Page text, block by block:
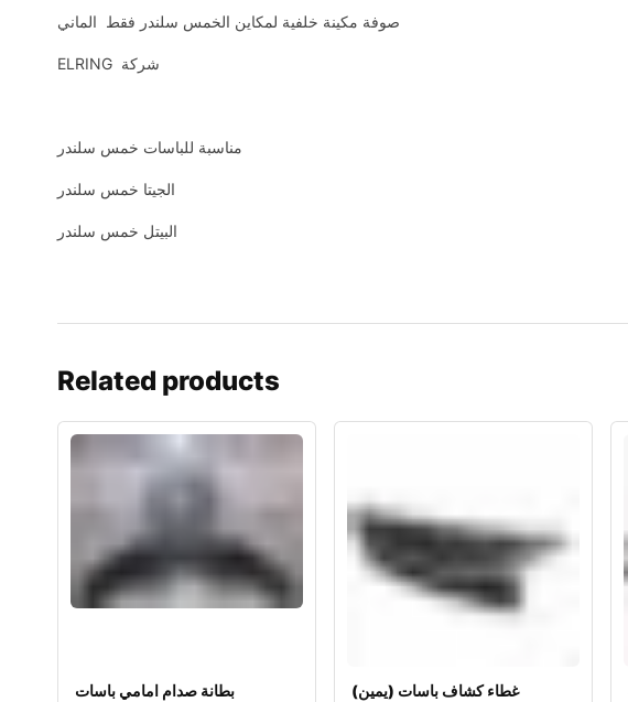
صوفة مكينة خلفية لمكاين الخمس سلندر فقط الماني
ELRING شركة
مناسبة للباسات خمس سلندر
الجيتا خمس سلندر
البيتل خمس سلندر
Related products
بطانة صدام امامي باسات غطاء كشاف باسات (يمين)